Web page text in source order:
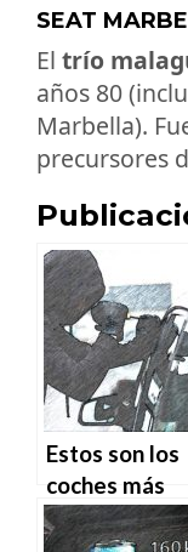
SEAT
El trío
años 80
Marbella).
precursores
Estos son los
coches más
robados en